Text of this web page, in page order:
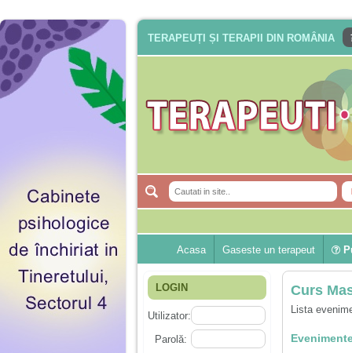
TERAPEUȚI ȘI TERAPII DIN ROMÂNIA
Acasa Gaseste un terapeut
LOGIN
Utilizator:
Parolă:
Curs
Lista